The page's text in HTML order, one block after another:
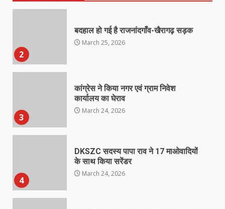
2
बदहाल हो गई है राजनांदगाँव-खैरागढ़ सड़क
March 25, 2026
3
कांग्रेस ने किया नगर एवं ग्राम निवेश
कार्यालय का घेराव
March 24, 2026
4
DKSZC सदस्य पापा राव ने 17 माओवादियों
के साथ किया सरेंडर
March 24, 2026